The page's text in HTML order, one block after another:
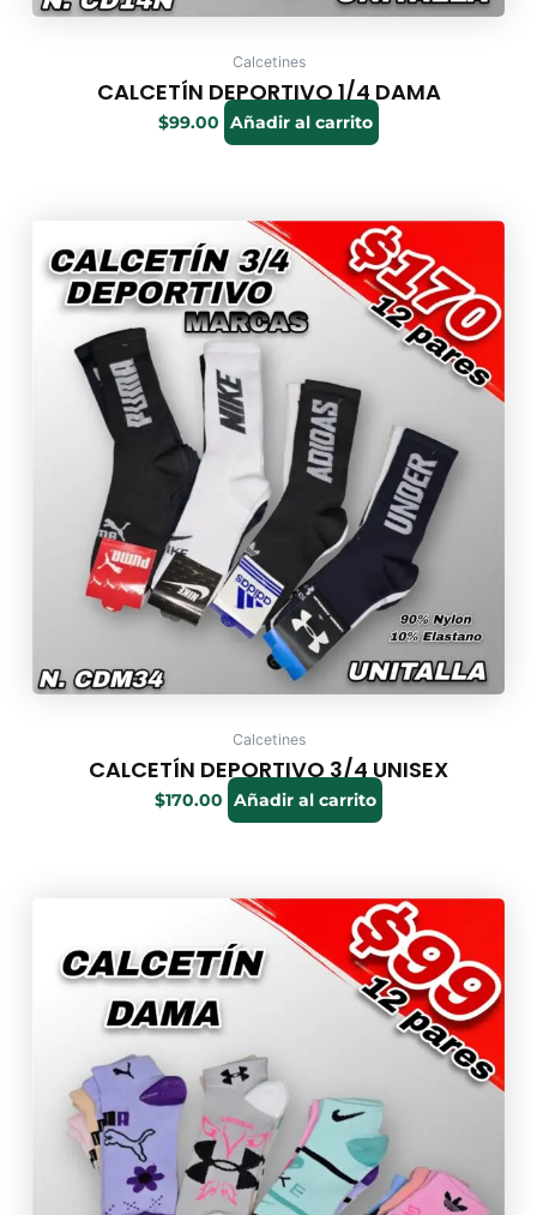
Calcetines
CALCETÍN DEPORTIVO 1/4 DAMA
$99.00 Añadir al carrito
Calcetines
CALCETÍN DEPORTIVO 3/4 UNISEX
$170.00 Añadir al carrito